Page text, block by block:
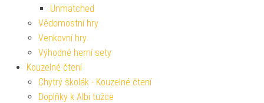
Unmatched
Vědomostní hry
Venkovní hry
Výhodné herní sety
Kouzelné čtení
Chytrý školák - Kouzelné čtení
Doplňky k Albi tužce